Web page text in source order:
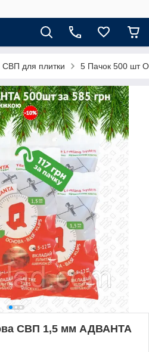
СВП для плитки 5 Пачок 500 шт
СВП 1,5 мм АДВАНТА